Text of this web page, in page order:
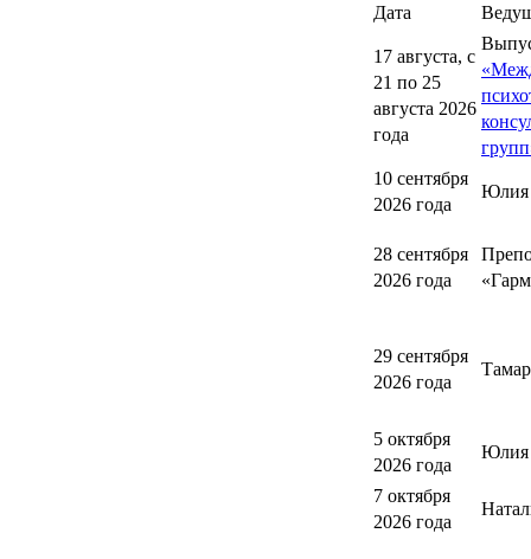
Дата
17 августа, с
21 по 25
августа 2026
года
10 сентября
2026 года
Юлия
28 сентября
2026 года
29 сентября
2026 года
5 октября
2026 года
Юлия
7 октября
2026 года